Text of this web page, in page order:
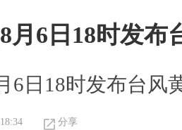
月6日18时发布
6日18时发布台风
分享